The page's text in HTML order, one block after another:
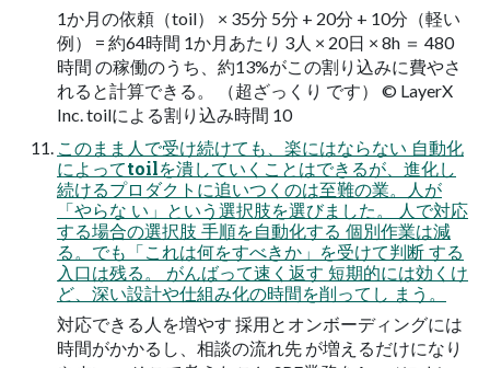
1か月の依頼（toil） × 35分 5分 + 20分 + 10分（軽い
例） = 約64時間 1か月あたり 3人 × 20日 × 8h ＝ 480
時間 の稼働のうち、約13%がこの割り込みに費やさ
れると計算できる。 （超ざっくり です） © LayerX
Inc. toilによる割り込み時間 10
このまま人で受け続けても、楽にはならない 自動化
によってtoilを潰していくことはできるが、進化し
続けるプロダクトに追いつくのは至難の業。人が
「やらな い」という選択肢を選びました。 人で対応
する場合の選択肢 手順を自動化する 個別作業は減
る。でも「これは何をすべきか」を受けて判断 する
入口は残る。 がんばって速く返す 短期的には効くけ
ど、深い設計や仕組み化の時間を削ってし まう。
対応できる人を増やす 採用とオンボーディングには
時間がかかるし、相談の流れ先 が増えるだけになり